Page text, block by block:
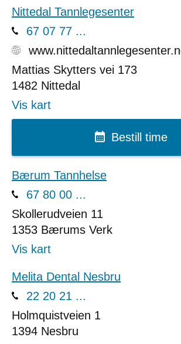
Nittedal Tannlegesenter
67 07 77 ...
Mattias Skytters vei 173
1482 Nittedal
Vis kart
Bestill time
Bærum Tannhelse
67 80 00 ...
Skollerudveien 11
1353 Bærums Verk
Vis kart
Melita Dental Nesbru
22 20 21 ...
Holmquistveien 1
1394 Nesbru